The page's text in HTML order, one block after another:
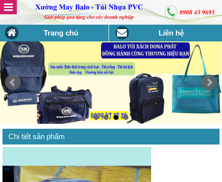
Trang chủ Liên hệ
Chi tiết sản phẩm